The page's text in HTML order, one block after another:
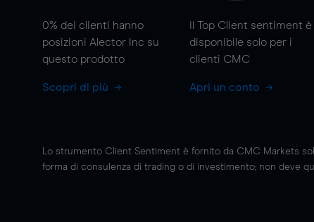
0% dei clienti hanno
posizioni Alector Inc su
questo prodotto
Scopri di più
Il Top Client sentiment è
disponibile solo per i
clienti CMC
Apri un conto
Lo strumento Client Sentiment è fornito da CMC Markets
forma di consulenza di trading o di investimento; non deve